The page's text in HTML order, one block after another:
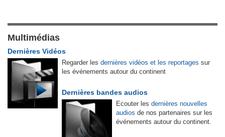
Multimédias
Dernières Vidéos
Regarder les dernières vidéos et les reportages sur
les événements autour du continent
Dernières bandes audios
Ecouter les dernières nouvelles
audios de nos partenaires sur les
événements autour du continent.